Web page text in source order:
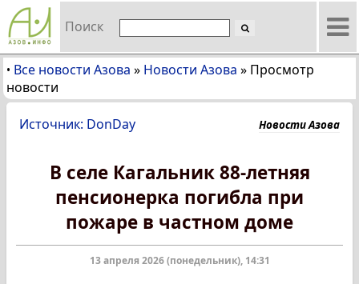
Поиск
• Все новости Азова » Новости Азова » Просмотр
новости
Источник: DonDay Новости Азова
В селе Кагальник 88-летняя
пенсионерка погибла при
пожаре в частном доме
13 апреля 2026 (понедельник), 14:31